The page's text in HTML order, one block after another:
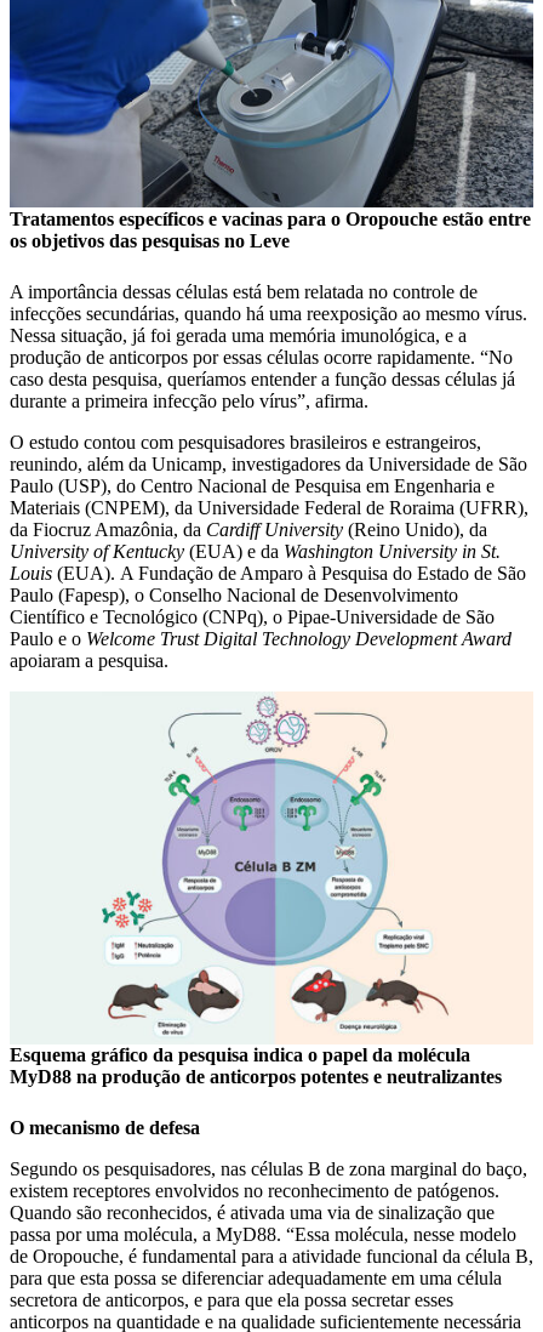
Tratamentos específicos e vacinas para o Oropouche estão entre
os objetivos das pesquisas no Leve
A importância dessas células está bem relatada no controle de
infecções secundárias, quando há uma reexposição ao mesmo vírus.
Nessa situação, já foi gerada uma memória imunológica, e a
produção de anticorpos por essas células ocorre rapidamente. “No
caso desta pesquisa, queríamos entender a função dessas células já
durante a primeira infecção pelo vírus”, afirma.
O estudo contou com pesquisadores brasileiros e estrangeiros,
reunindo, além da Unicamp, investigadores da Universidade de São
Paulo (USP), do Centro Nacional de Pesquisa em Engenharia e
Materiais (CNPEM), da Universidade Federal de Roraima (UFRR),
da Fiocruz Amazônia, da Cardiff University (Reino Unido), da
University of Kentucky (EUA) e da Washington University in St.
Louis (EUA). A Fundação de Amparo à Pesquisa do Estado de São
Paulo (Fapesp), o Conselho Nacional de Desenvolvimento
Científico e Tecnológico (CNPq), o Pipae-Universidade de São
Paulo e o Welcome Trust Digital Technology Development Award
apoiaram a pesquisa.
Esquema gráfico da pesquisa indica o papel da molécula
MyD88 na produção de anticorpos potentes e neutralizantes
O mecanismo de defesa
Segundo os pesquisadores, nas células B de zona marginal do baço,
existem receptores envolvidos no reconhecimento de patógenos.
Quando são reconhecidos, é ativada uma via de sinalização que
passa por uma molécula, a MyD88. “Essa molécula, nesse modelo
de Oropouche, é fundamental para a atividade funcional da célula B,
para que esta possa se diferenciar adequadamente em uma célula
secretora de anticorpos, e para que ela possa secretar esses
anticorpos na quantidade e na qualidade suficientemente necessária